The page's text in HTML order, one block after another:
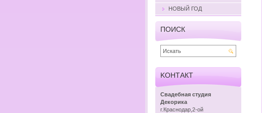
НОВЫЙ ГОД
ПОИСК
KOНТАКТ
Свадебная студия
Декорика
г.Краснодар,2-ой